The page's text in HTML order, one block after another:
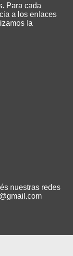
nuestras redes
Para cada
a los enlaces
la